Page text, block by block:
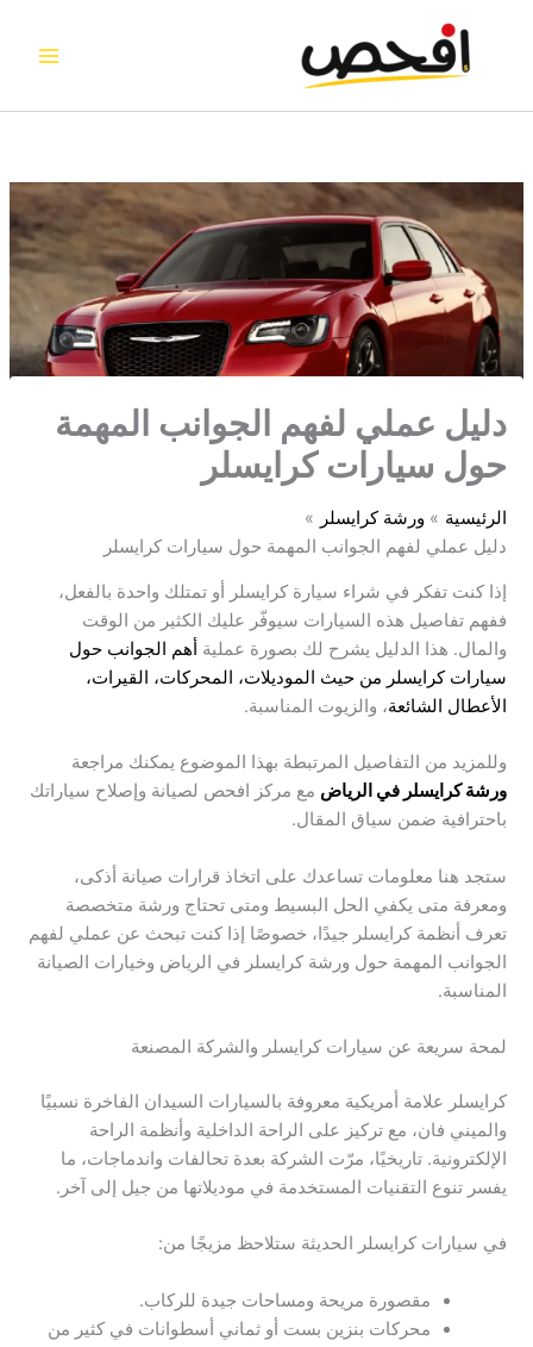
دليل عملي لفهم الجوانب المهمة
حول سيارات كرايسلر
الرئيسية
ورشة كرايسلر
دليل عملي لفهم الجوانب المهمة حول سيارات كرايسلر
إذا كنت تفكر في شراء سيارة كرايسلر أو تمتلك واحدة بالفعل،
ففهم تفاصيل هذه السيارات سيوفّر عليك الكثير من الوقت
والمال. هذا الدليل يشرح لك بصورة عملية أهم الجوانب حول
سيارات كرايسلر من حيث الموديلات، المحركات، القيرات،
الأعطال الشائعة، والزيوت المناسبة.
وللمزيد من التفاصيل المرتبطة بهذا الموضوع يمكنك مراجعة
ورشة كرايسلر في الرياض مع مركز افحص لصيانة وإصلاح سياراتك
باحترافية ضمن سياق المقال.
ستجد هنا معلومات تساعدك على اتخاذ قرارات صيانة أذكى،
ومعرفة متى يكفي الحل البسيط ومتى تحتاج ورشة متخصصة
تعرف أنظمة كرايسلر جيدًا، خصوصًا إذا كنت تبحث عن عملي لفهم
الجوانب المهمة حول ورشة كرايسلر في الرياض وخيارات الصيانة
المناسبة.
لمحة سريعة عن سيارات كرايسلر والشركة المصنعة
كرايسلر علامة أمريكية معروفة بالسيارات السيدان الفاخرة نسبيًا
والميني فان، مع تركيز على الراحة الداخلية وأنظمة الراحة
الإلكترونية. تاريخيًا، مرّت الشركة بعدة تحالفات واندماجات، ما
يفسر تنوع التقنيات المستخدمة في موديلاتها من جيل إلى آخر.
في سيارات كرايسلر الحديثة ستلاحظ مزيجًا من:
مقصورة مريحة ومساحات جيدة للركاب.
محركات بنزين بست أو ثماني أسطوانات في كثير من